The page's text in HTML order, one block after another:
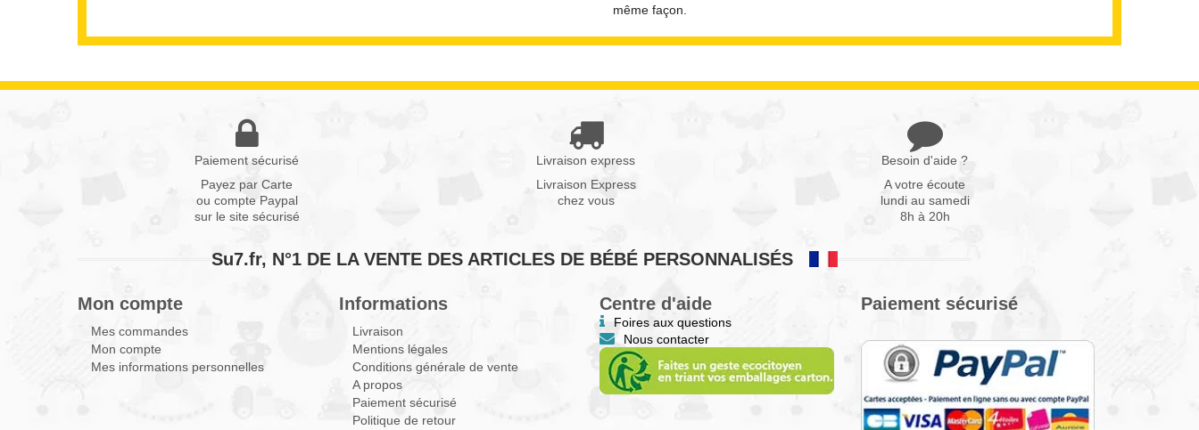
même façon.
Paiement sécurisé
Payez par Carte
ou compte Paypal
sur le site sécurisé
Livraison express
Livraison Express
chez vous
Besoin d'aide ?
A votre écoute
lundi au samedi
8h à 20h
Su7.fr, N°1 DE LA VENTE DES ARTICLES DE BÉBÉ PERSONNALISÉS
Mon compte
Mes commandes
Mon compte
Mes informations personnelles
Informations
Livraison
Mentions légales
Conditions générale de vente
A propos
Paiement sécurisé
Politique de retour
Centre d'aide
Foires aux questions
Nous contacter
Paiement sécurisé